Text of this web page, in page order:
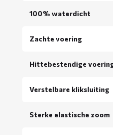
100% waterdicht
Zachte voering
Hittebestendige
Verstelbare kliksluiting
Sterke elastische zoom